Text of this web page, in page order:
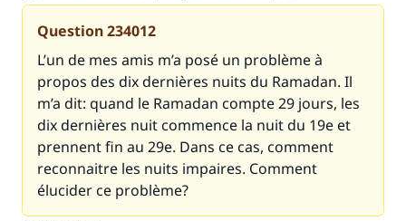
Question234012
L’un de mes amis m’a posé un problème à
propos des dix dernières nuits du Ramadan. Il
m’a dit: quand le Ramadan compte 29 jours, les
dix dernières nuit commence la nuit du 19e et
prennent fin au 29e. Dans ce cas, comment
reconnaitre les nuits impaires. Comment
élucider ce problème?